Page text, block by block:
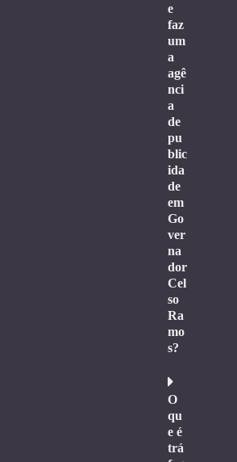
e
faz
um
a
agê
nci
a
de
pu
blic
ida
de
em
Go
ver
na
dor
Cel
so
Ra
mo
s?
O
qu
e é
trá